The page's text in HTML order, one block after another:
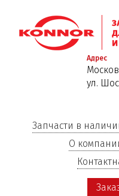
Адрес
ул.
Запчасти в
О